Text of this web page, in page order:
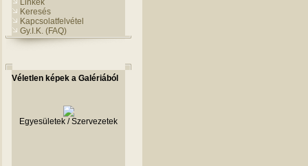
Linkek
Keresés
Kapcsolatfelvétel
Gy.I.K. (FAQ)
Véletlen képek a Galériából
Egyesületek / Szervezetek